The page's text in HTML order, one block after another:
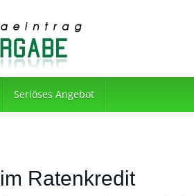
Seriöses Angebot
Ratenkredit